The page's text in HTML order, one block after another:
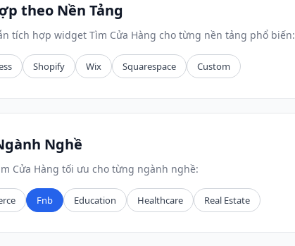
theo Nền Tảng
tích hợp widget Tìm Cửa Hàng cho từng nền tảng phổ biến:
Shopify Wix Squarespace Custom
Nghề
Cửa Hàng tối ưu cho từng ngành nghề:
Fnb Education Healthcare Real Estate